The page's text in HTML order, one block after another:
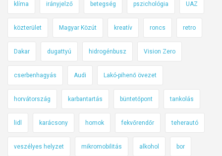
klíma irányjelző betegség pszichológia UAZ
közterület Magyar Közút kreatív roncs retro
Dakar dugattyú hidrogénbusz Vision Zero
cserbenhagyás Audi Lakó-pihenő övezet
horvátország karbantartás büntetőpont tankolás
lidl karácsony homok fekvőrendőr teherautó
veszélyes helyzet mikromobilitás alkohol bor